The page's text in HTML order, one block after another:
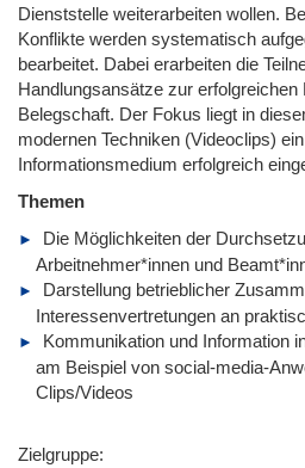
Dienststelle weiterarbeiten wollen.
Konflikte werden systematisch
bearbeitet. Dabei erarbeiten die
Handlungsansätze zur
Belegschaft. Der Fokus liegt in
modernen Techniken (Videoclips)
Informationsmedium erfolgreich
Themen
Die Möglichkeiten der
Arbeitnehmer*innen und
Darstellung betrieblicher
Interessenvertretungen an
Kommunikation und Information
am Beispiel von social-media-
Clips/Videos
Zielgruppe: